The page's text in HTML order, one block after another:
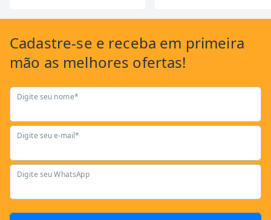
Cadastre-se e receba em primeira
mão as melhores ofertas!
Digite seu nome*
Digite seu e-mail*
Digite seu WhatsApp